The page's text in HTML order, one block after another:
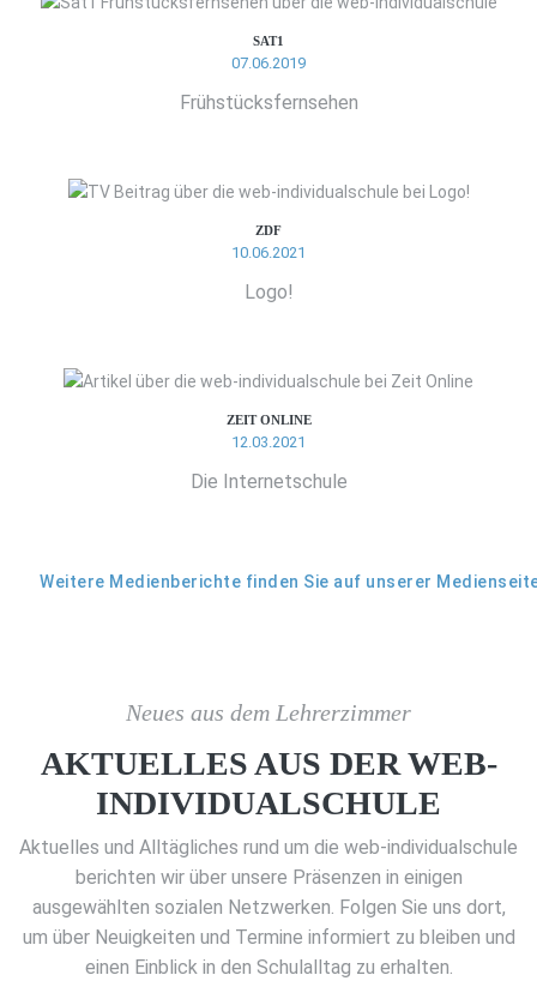
SAT1
07.06.2019
Frühstücksfernsehen
ZDF
10.06.2021
Logo!
ZEIT ONLINE
12.03.2021
Die Internetschule
Weitere Medienberichte finden Sie auf unserer
Neues aus dem Lehrerzimmer
AKTUELLES AUS DER WEB-
INDIVIDUALSCHULE
Aktuelles und Alltägliches rund um die web-individualschule
berichten wir über unsere Präsenzen in einigen
ausgewählten sozialen Netzwerken. Folgen Sie uns dort,
um über Neuigkeiten und Termine informiert zu bleiben und
einen Einblick in den Schulalltag zu erhalten.